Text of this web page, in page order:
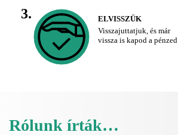
3.
ELVISSZÜK
Visszajuttatjuk, és már
vissza is kapod a pénzed
Rólunk írták…